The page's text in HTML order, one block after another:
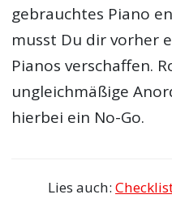
gebrauchtes Piano
musst Du dir vorher
Pianos verschaffen.
ungleichmäßige
hierbei ein No-Go.
Lies auch: